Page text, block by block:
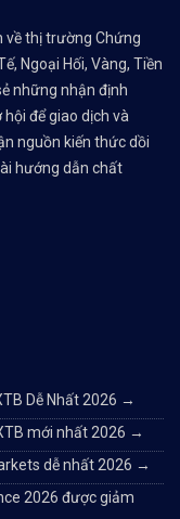
về thị trường Chứng
Ngoại Hối, Vàng, Tiền
những nhận định
để giao dịch và
nguồn kiến thức dồi
hướng dẫn chất
Dễ Nhất 2026 →
mới nhất 2026 →
dễ nhất 2026 →
2026 được giảm